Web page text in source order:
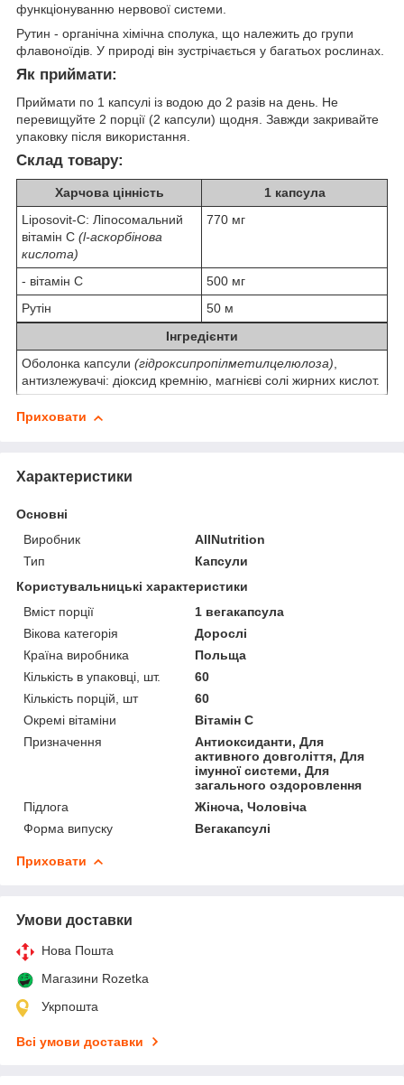
функціонуванню нервової системи.
Рутин - органічна хімічна сполука, що належить до групи
флавоноїдів. У природі він зустрічається у багатьох рослинах.
Як приймати:
Приймати по 1 капсулі із водою до 2 разів на день. Не
перевищуйте 2 порції (2 капсули) щодня. Завжди закривайте
упаковку після використання.
Склад товару:
Харчова цінність
1 капсула
Liposovit-C: Ліпосомальний
вітамін С (l-аскорбінова
кислота)
770 мг
- вітамін С
500 мг
Рутін
50 м
Інгредієнти
Оболонка капсули (гідроксипропілметилцелюлоза),
антизлежувачі: діоксид кремнію, магнієві солі жирних кислот.
Приховати
Характеристики
Основні
Виробник
AllNutrition
Тип
Капсули
Користувальницькі характеристики
Вміст порції
1 вегакапсула
Вікова категорія
Дорослі
Країна виробника
Польща
Кількість в упаковці, шт.
60
Кількість порцій, шт
60
Окремі вітаміни
Вітамін C
Призначення
Антиоксиданти, Для
активного довголіття, Для
імунної системи, Для
загального оздоровлення
Підлога
Жіноча, Чоловіча
Форма випуску
Вегакапсулі
Приховати
Умови доставки
Нова Пошта
Магазини Rozetka
Укрпошта
Всі умови доставки